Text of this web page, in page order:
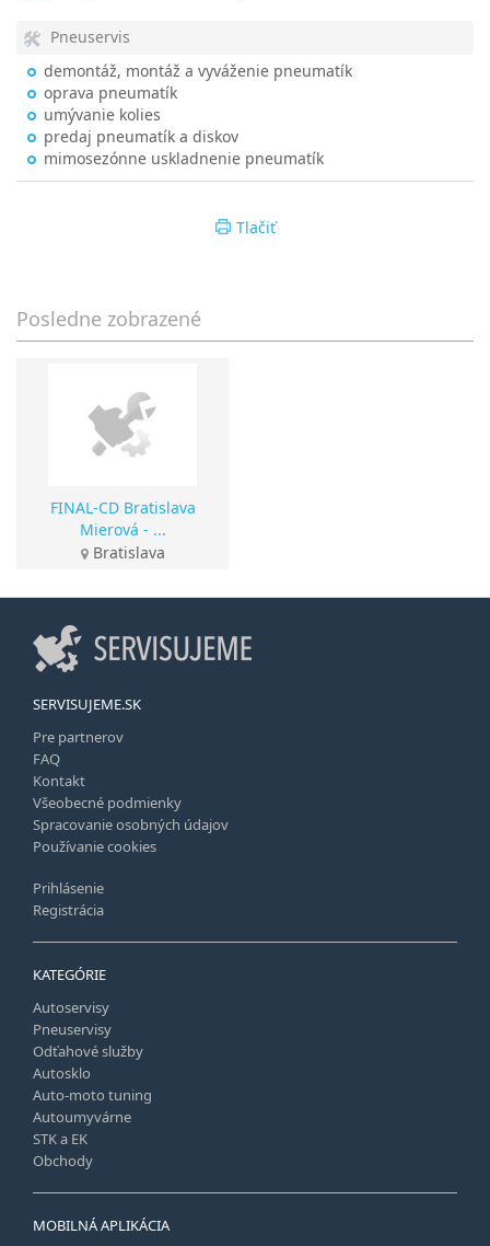
Pneuservis
demontáž, montáž a vyváženie pneumatík
oprava pneumatík
umývanie kolies
predaj pneumatík a diskov
mimosezónne uskladnenie pneumatík
Tlačiť
Posledne zobrazené
FINAL-CD Bratislava
Mierová - ...
Bratislava
SERVISUJEME.SK
Pre partnerov
FAQ
Kontakt
Všeobecné podmienky
Spracovanie osobných údajov
Používanie cookies
Prihlásenie
Registrácia
KATEGÓRIE
Autoservisy
Pneuservisy
Odťahové služby
Autosklo
Auto-moto tuning
Autoumyvárne
STK a EK
Obchody
MOBILNÁ APLIKÁCIA